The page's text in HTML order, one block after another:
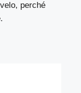
perché